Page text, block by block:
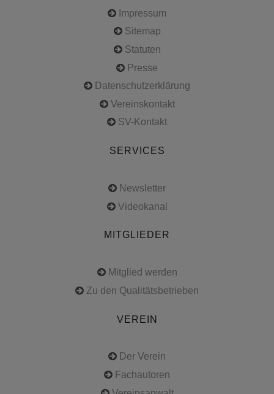
Impressum
Sitemap
Statuten
Presse
Datenschutzerklärung
Vereinskontakt
SV-Kontakt
SERVICES
Newsletter
Videokanal
MITGLIEDER
Mitglied werden
Zu den Qualitätsbetrieben
VEREIN
Der Verein
Fachautoren